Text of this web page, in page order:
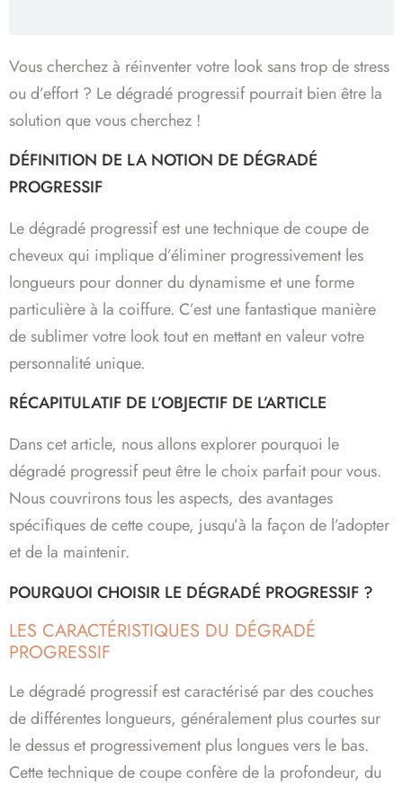
Vous cherchez à réinventer votre look sans trop de stress
ou d’effort ? Le dégradé progressif pourrait bien être la
solution que vous cherchez !
DÉFINITION DE LA NOTION DE DÉGRADÉ
PROGRESSIF
Le dégradé progressif est une technique de coupe de
cheveux qui implique d’éliminer progressivement les
longueurs pour donner du dynamisme et une forme
particulière à la coiffure. C’est une fantastique manière
de sublimer votre look tout en mettant en valeur votre
personnalité unique.
RÉCAPITULATIF DE L’OBJECTIF DE L’ARTICLE
Dans cet article, nous allons explorer pourquoi le
dégradé progressif peut être le choix parfait pour vous.
Nous couvrirons tous les aspects, des avantages
spécifiques de cette coupe, jusqu’à la façon de l’adopter
et de la maintenir.
POURQUOI CHOISIR LE DÉGRADÉ PROGRESSIF ?
LES CARACTÉRISTIQUES DU DÉGRADÉ
PROGRESSIF
Le dégradé progressif est caractérisé par des couches
de différentes longueurs, généralement plus courtes sur
le dessus et progressivement plus longues vers le bas.
Cette technique de coupe confère de la profondeur, du